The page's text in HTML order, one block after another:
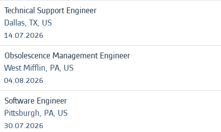
Technical Support Engineer
Dallas, TX, US
14.07.2026
Obsolescence Management Engineer
West Mifflin, PA, US
04.08.2026
Software Engineer
Pittsburgh, PA, US
30.07.2026